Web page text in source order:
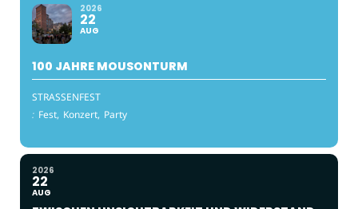
2026
22
AUG
100 JAHRE MOUSONTURM
STRASSENFEST
: Fest, Konzert, Party
2026
22
AUG